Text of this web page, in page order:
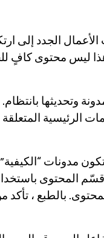
الجدد إلى
ليس محتوى كافٍ
وتحديثها
الرئيسية
مدونات
المحتوى باستخدام
بالطبع ،